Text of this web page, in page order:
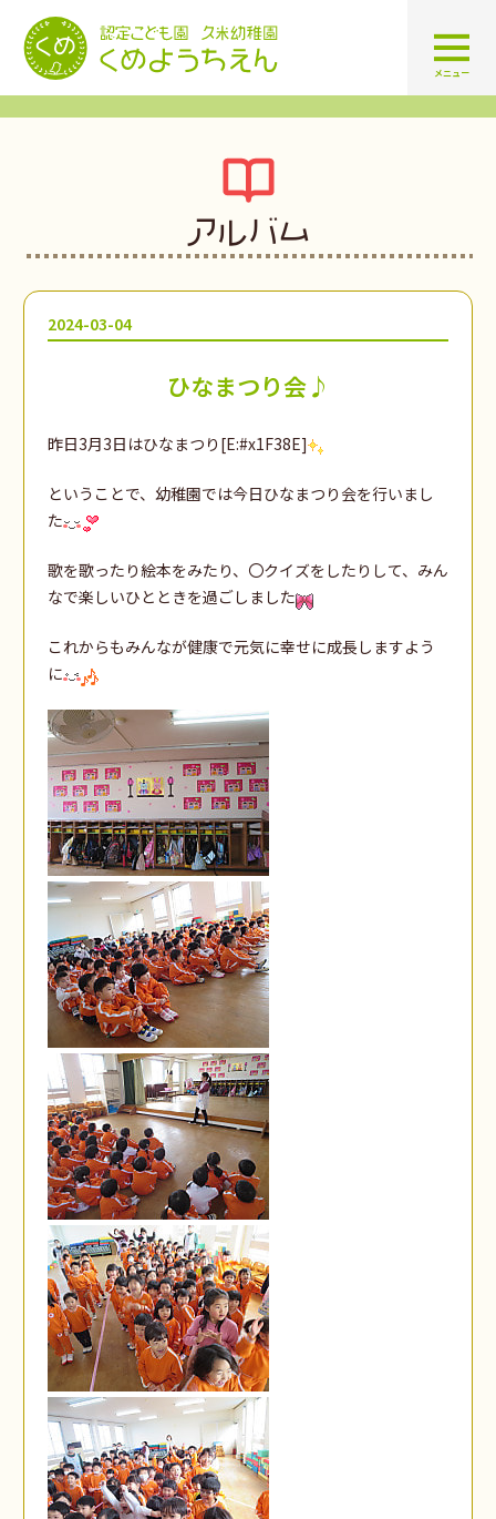
認定こども園 学校法人久米幼
メニュー
アルバム
2024-03-04
ひなまつり会♪
昨日3月3日はひなまつり[E:#x1F38E]
ということで、幼稚園では今日ひなまつり会を行いまし
た
歌を歌ったり絵本をみたり、〇クイズをしたりして、みん
なで楽しいひとときを過ごしました
これからもみんなが健康で元気に幸せに成長しますよう
に